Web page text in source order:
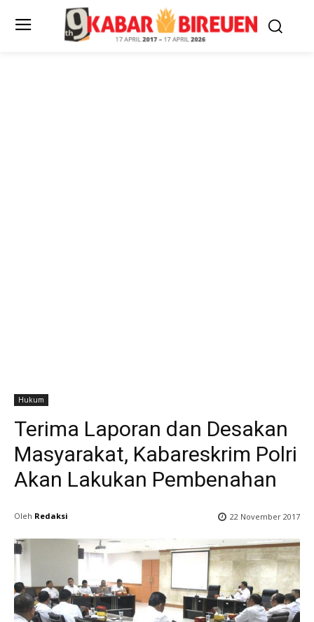
Hukum
Terima Laporan dan Desakan
Masyarakat, Kabareskrim Polri
Akan Lakukan Pembenahan
Oleh Redaksi 22 November 2017